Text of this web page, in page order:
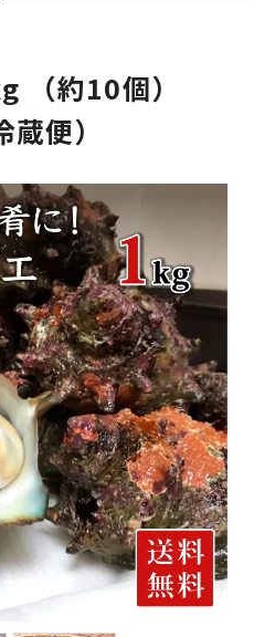
（約10個）
便）